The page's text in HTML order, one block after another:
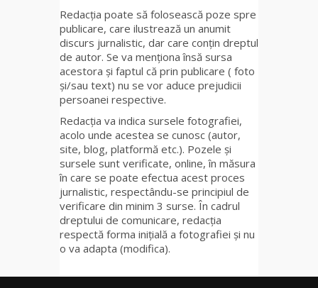
Redacția poate să folosească poze spre
publicare, care ilustrează un anumit
discurs jurnalistic, dar care conțin dreptul
de autor. Se va menționa însă sursa
acestora și faptul că prin publicare ( foto
și/sau text) nu se vor aduce prejudicii
persoanei respective.
Redacția va indica sursele fotografiei,
acolo unde acestea se cunosc (autor,
site, blog, platformă etc.). Pozele și
sursele sunt verificate, online, în măsura
în care se poate efectua acest proces
jurnalistic, respectându-se principiul de
verificare din minim 3 surse. În cadrul
dreptului de comunicare, redacția
respectă forma inițială a fotografiei și nu
o va adapta (modifica).